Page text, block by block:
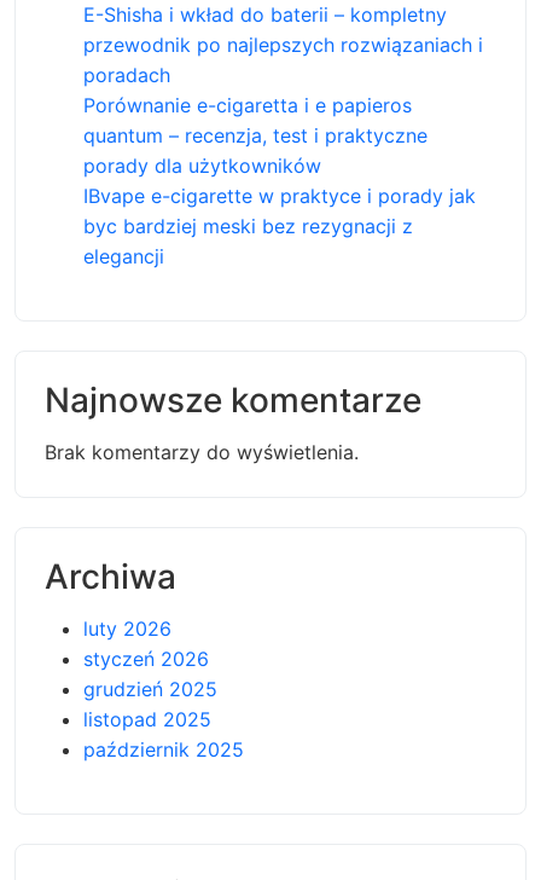
E-Shisha i wkład do baterii – kompletny
przewodnik po najlepszych rozwiązaniach i
poradach
Porównanie e-cigaretta i e papieros
quantum – recenzja, test i praktyczne
porady dla użytkowników
IBvape e-cigarette w praktyce i porady jak
byc bardziej meski bez rezygnacji z
elegancji
Najnowsze komentarze
Brak komentarzy do wyświetlenia.
Archiwa
luty 2026
styczeń 2026
grudzień 2025
listopad 2025
październik 2025